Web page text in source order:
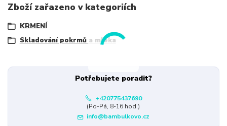
Zboží zařazeno v kategoriích
KRMENÍ
Skladování pokrmů a mléka
Potřebujete poradit?
+420775437690
(Po-Pá, 8-16 hod.)
info@bambulkovo.cz